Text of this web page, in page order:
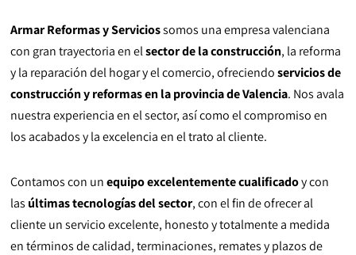
Armar Reformas y Serviciossomos una empresa valenciana
con gran trayectoria en elsector de la construcción, la reforma
y la reparación del hogar y el comercio, ofreciendoservicios de
construcción y reformas en la provincia de Valencia. Nos avala
nuestra experiencia en el sector, así como el compromiso en
los acabados y la excelencia en el trato al cliente.
Contamos con unequipo excelentemente cualificadoy con
las últimas tecnologías del sector, con el fin de ofrecer al
cliente un servicio excelente, honesto y totalmente a medida
en términos de calidad, terminaciones, remates y plazos de